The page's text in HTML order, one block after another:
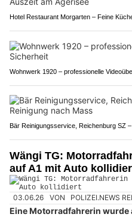
Hotel Restaurant Morgarten – Feine
Wohnwerk 1920 – professionelle
Bär Reinigungsservice, Reichenburg SZ
Wängi TG:
auf A1 mit Auto
03.06.26 VON POLIZEI.NEWS
Eine Motorradfahrerin wurde